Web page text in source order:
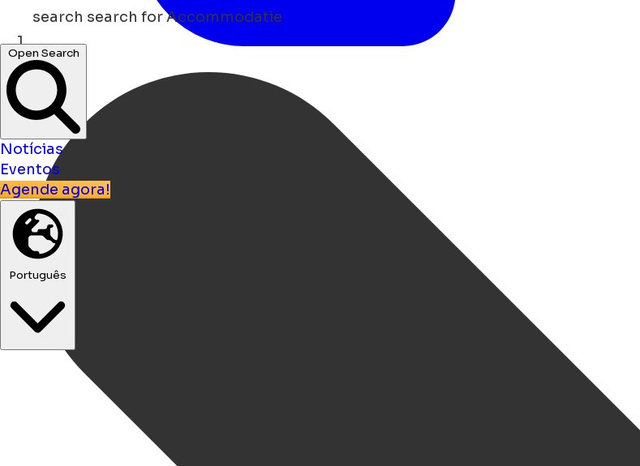
search search for Accommodatie
Open Search
Notícias
Eventos
Agende agora!
Português
Lar